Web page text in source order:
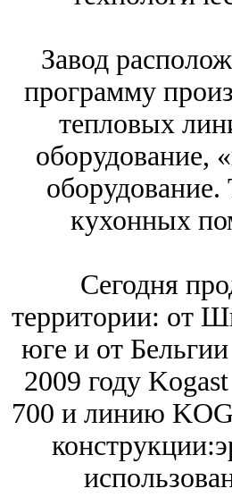
Завод
программу
тепловых
оборудование,
кухонных
Сегодня
территории: от
юге и от
2009 году
700 и линию
конструкции: